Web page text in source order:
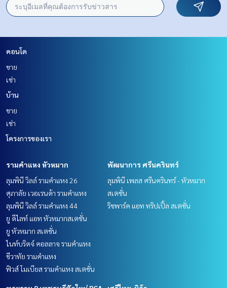
คอนโด
ขาย
เช่า
บ้าน
ขาย
เช่า
โครงการของเรา
รามคำแหง หัวหมาก
ลุมพินี วิลล์ รามคำแหง 26
ศุภาลัย เวอเรนด้า รามคำแหง
ลุมพินี วิลล์ รามคำแหง 44
ยู ดีไลท์ แอท หัวหมากสเตชั่น
ยู หัวหมาก สเตชั่น
ไนท์บริดจ์ คอลลาจ รามคำแหง
ชีวาทัย รามคำแหง
ฟิวส์ โมเบียส รามคำแหง สเตชั่น
พัฒนาการ ศรีนครินทร์
ลุมพินี เพลส ศรีนครินทร์ - หัวหมาก
สเตชั่น
ริชพาร์ค แอท ทริปเปิ้ล สเตชั่น